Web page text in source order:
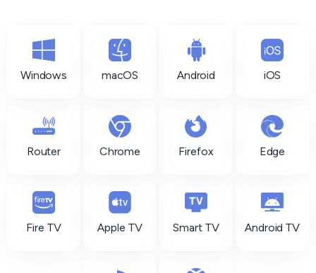
Windows macOS Android iOS
Router Chrome Firefox Edge
Fire TV Apple TV Smart TV Android TV